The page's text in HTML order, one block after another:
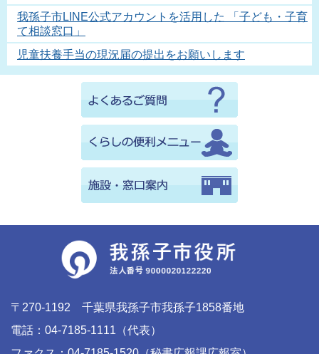
我孫子市LINE公式アカウントを活用した 「子ども・子育
て相談窓口」
児童扶養手当の現況届の提出をお願いします
〒270-1192 千葉県我孫子市我孫子1858番地
電話：04-7185-1111（代表）